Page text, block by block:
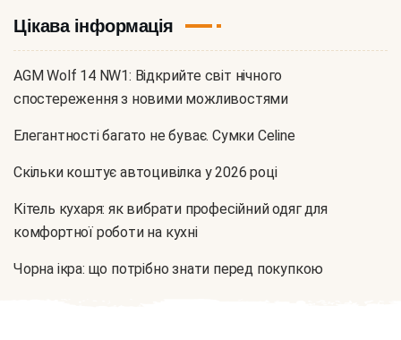
Цікава інформація
AGM Wolf 14 NW1: Відкрийте світ нічного
спостереження з новими можливостями
Елегантності багато не буває. Сумки Celine
Скільки коштує автоцивілка у 2026 році
Кітель кухаря: як вибрати професійний одяг для
комфортної роботи на кухні
Чорна ікра: що потрібно знати перед покупкою